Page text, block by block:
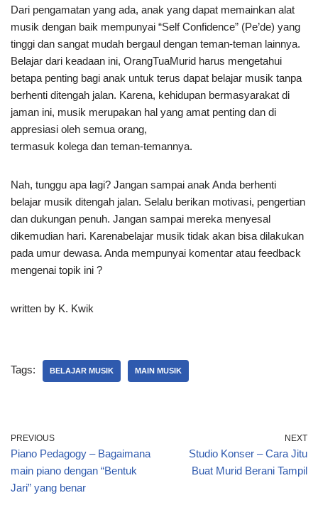
Dari pengamatan yang ada, anak yang dapat memainkan alat
musik dengan baik mempunyai “Self Confidence” (Pe’de) yang
tinggi dan sangat mudah bergaul dengan teman-teman lainnya.
Belajar dari keadaan ini, OrangTuaMurid harus mengetahui
betapa penting bagi anak untuk terus dapat belajar musik tanpa
berhenti ditengah jalan. Karena, kehidupan bermasyarakat di
jaman ini, musik merupakan hal yang amat penting dan di
appresiasi oleh semua orang,
termasuk kolega dan teman-temannya.
Nah, tunggu apa lagi? Jangan sampai anak Anda berhenti
belajar musik ditengah jalan. Selalu berikan motivasi, pengertian
dan dukungan penuh. Jangan sampai mereka menyesal
dikemudian hari. Karenabelajar musik tidak akan bisa dilakukan
pada umur dewasa. Anda mempunyai komentar atau feedback
mengenai topik ini ?
written by K. Kwik
Tags: BELAJAR MUSIK MAIN MUSIK
PREVIOUS
Piano Pedagogy – Bagaimana
main piano dengan “Bentuk
Jari” yang benar
NEXT
Studio Konser – Cara Jitu
Buat Murid Berani Tampil